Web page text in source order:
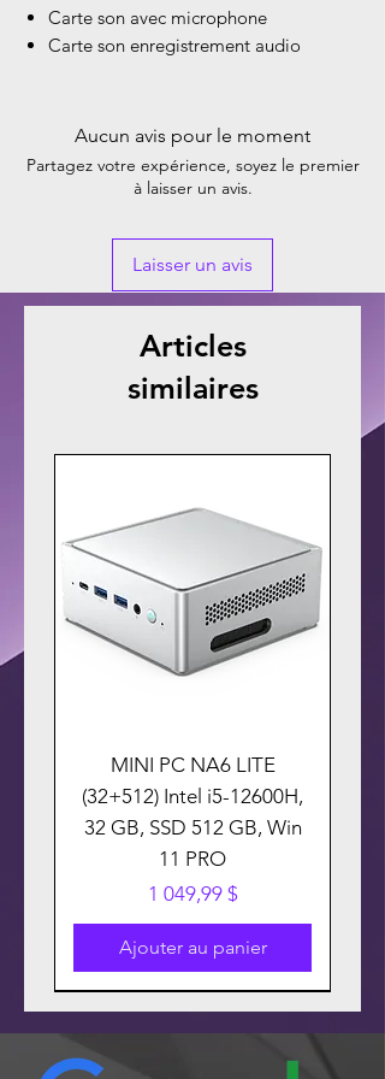
Carte son avec microphone
Carte son enregistrement audio
Aucun avis pour le moment
Partagez votre expérience, soyez le premier
à laisser un avis.
Laisser un avis
Articles
similaires
MINI PC NA6 LITE
(32+512) Intel i5-12600H,
32 GB, SSD 512 GB, Win
11 PRO
Prix
1 049,99 $
Ajouter au panier